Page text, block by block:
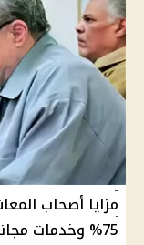
75% وخدمات مجانية ودعم شامل دون شروط